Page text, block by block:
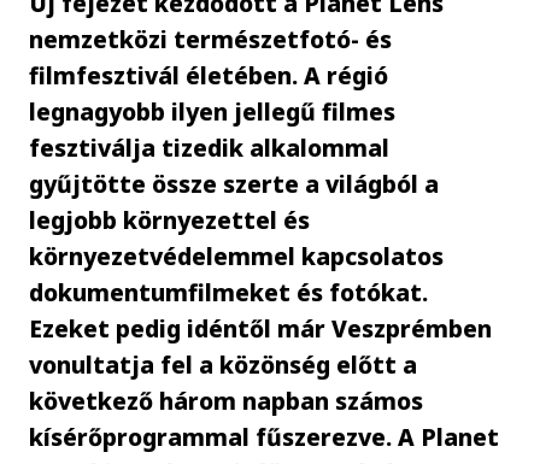
nemzetközi természetfotó- és
filmfesztivál életében. A régió
legnagyobb ilyen jellegű filmes
fesztiválja tizedik alkalommal
gyűjtötte össze szerte a világból a
legjobb környezettel és
környezetvédelemmel kapcsolatos
dokumentumfilmeket és fotókat.
Ezeket pedig idéntől már Veszprémben
vonultatja fel a közönség előtt a
következő három napban számos
kísérőprogrammal fűszerezve. A Planet